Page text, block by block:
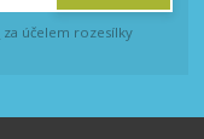
za účelem rozesílky